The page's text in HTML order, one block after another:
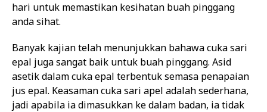
hari untuk memastikan kesihatan buah pinggang
anda sihat.
Banyak kajian telah menunjukkan bahawa cuka sari
epal juga sangat baik untuk buah pinggang. Asid
asetik dalam cuka epal terbentuk semasa penapaian
jus epal. Keasaman cuka sari apel adalah sederhana,
jadi apabila ia dimasukkan ke dalam badan, ia tidak